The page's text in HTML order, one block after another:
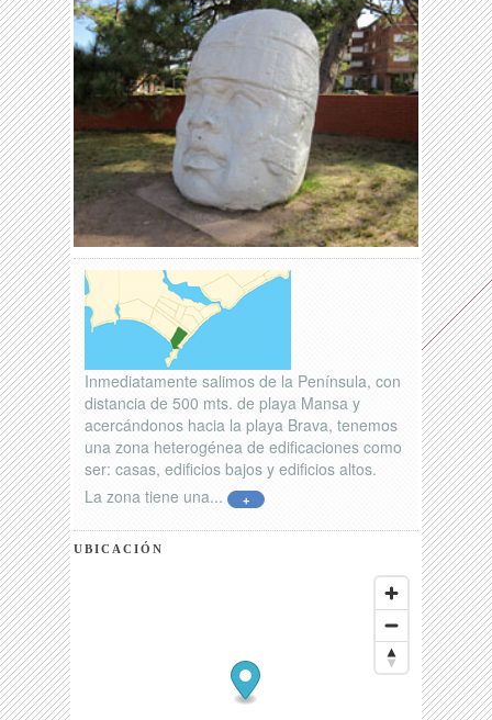
Inmediatamente salimos de la Península, con
distancia de 500 mts. de playa Mansa y
acercándonos hacia la playa Brava, tenemos
una zona heterogénea de edificaciones como
ser: casas, edificios bajos y edificios altos.
La zona tiene una...
+
UBICACIÓN